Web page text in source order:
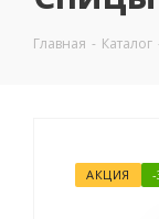
Главная - Каталог
АКЦИЯ -